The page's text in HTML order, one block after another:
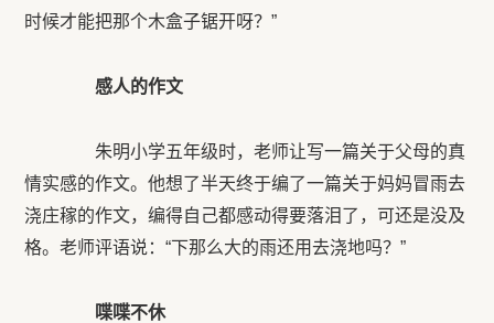
时候才能把那个木盒子锯开呀？”
感人的作文
朱明小学五年级时，老师让写一篇关于父母的真
情实感的作文。他想了半天终于编了一篇关于妈妈冒雨去
浇庄稼的作文，编得自己都感动得要落泪了，可还是没及
格。老师评语说：“下那么大的雨还用去浇地吗？”
喋喋不休